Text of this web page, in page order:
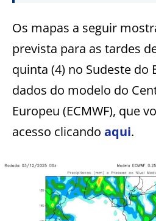
Os mapas a seguir
prevista para as tardes
quinta (4) no Sudeste do
dados do modelo do
Europeu (ECMWF), que
acesso clicando aqui.